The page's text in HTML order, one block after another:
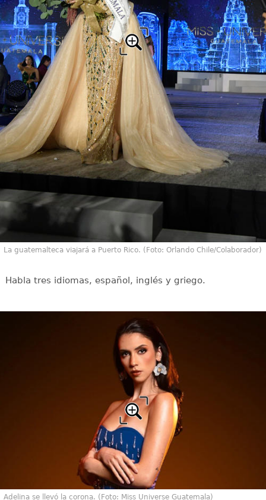
La guatemalteca viajará a Puerto Rico. (Foto: Orlando Chile/Colaborador)
Habla tres idiomas, español, inglés y griego.
Adelina se llevó la corona. (Foto: Miss Universe Guatemala)